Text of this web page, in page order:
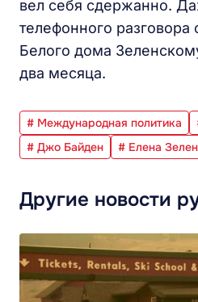
вел себя сдержанно.
телефонного
Белого дома
два месяца.
# Международная политика
# Джо Байден
# Елена
Другие новости